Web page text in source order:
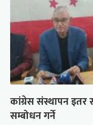
कांग्रेस संस्थापन इतर
सम्बोधन गर्ने